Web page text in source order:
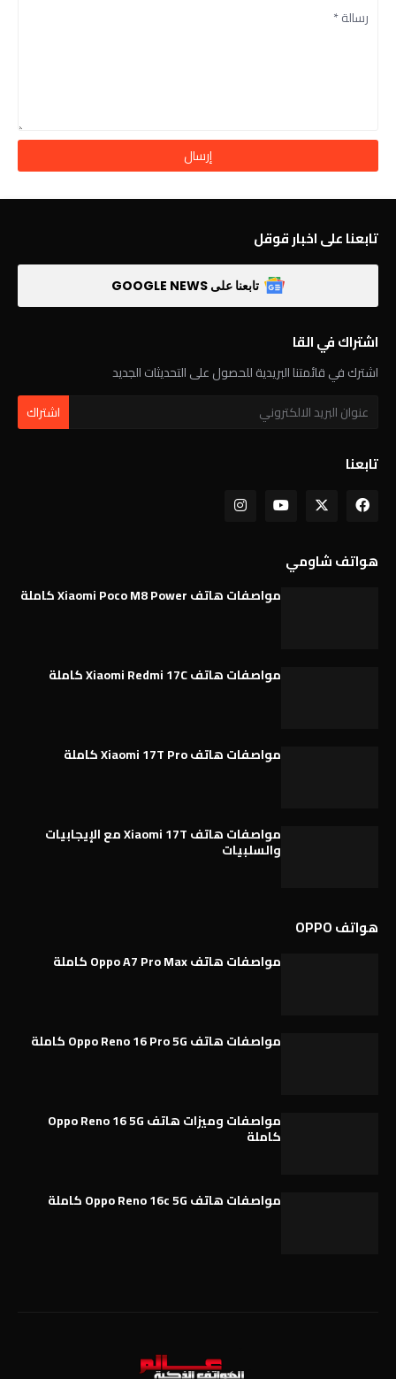
تابعنا على اخبار قوقل
تابعنا على GOOGLE NEWS
اشتراك في القا
اشترك في قائمتنا البريدية للحصول على التحديثات الجديد
تابعنا
هواتف شاومي
مواصفات هاتف Xiaomi Poco M8 Power كاملة
مواصفات هاتف Xiaomi Redmi 17C كاملة
مواصفات هاتف Xiaomi 17T Pro كاملة
مواصفات هاتف Xiaomi 17T مع الإيجابيات
والسلبيات
هواتف OPPO
مواصفات هاتف Oppo A7 Pro Max كاملة
مواصفات هاتف Oppo Reno 16 Pro 5G كاملة
مواصفات وميزات هاتف Oppo Reno 16 5G
كاملة
مواصفات هاتف Oppo Reno 16c 5G كاملة